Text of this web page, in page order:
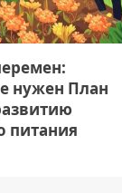
нужен План
питания